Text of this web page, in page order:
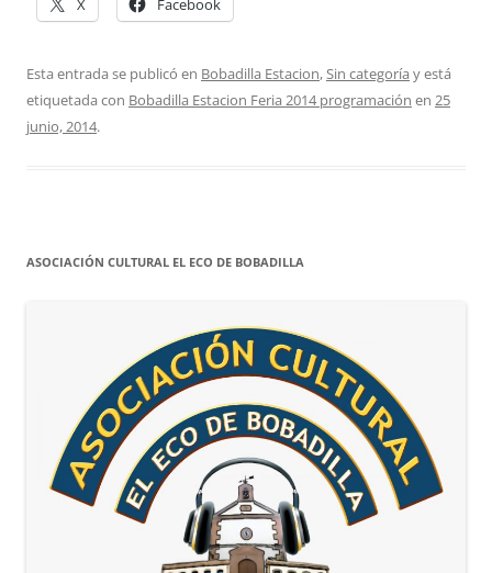
X Facebook
Esta entrada se publicó en Bobadilla Estacion,Sin categoría y está
etiquetada con Bobadilla Estacion Feria 2014 programación en 25
junio, 2014.
ASOCIACIÓN CULTURAL EL ECO DE BOBADILLA